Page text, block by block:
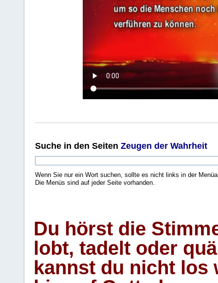
Suche in den Seiten Zeugen der Wahrheit
Wenn Sie nur ein Wort suchen, sollte es nicht links in der
Die Menüs sind auf jeder Seite vorhanden..
Du hörst die
lobt, tadelt oder
kannst du nicht los